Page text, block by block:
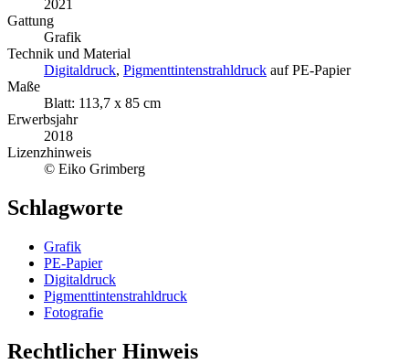
2021
Gattung
Grafik
Technik und Material
Digitaldruck, Pigmenttintenstrahldruck auf PE-Papier
Maße
Blatt: 113,7 x 85 cm
Erwerbsjahr
2018
Lizenzhinweis
© Eiko Grimberg
Schlagworte
Grafik
PE-Papier
Digitaldruck
Pigmenttintenstrahldruck
Fotografie
Rechtlicher Hinweis